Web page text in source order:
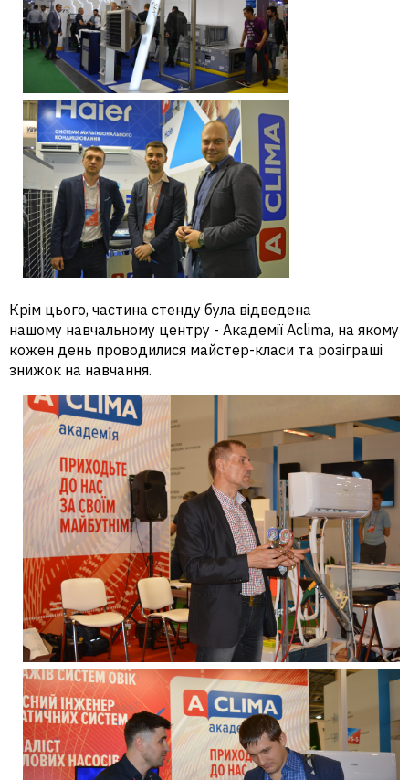
Крім цього, частина стенду була відведена
нашому навчальному центру - Академії Aclima, на якому
кожен день проводилися майстер-класи та розіграші
знижок на навчання.